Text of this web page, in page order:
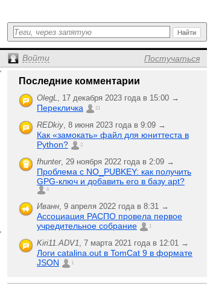
Войти Постучаться
Последние комментарии
OlegL, 17 декабря 2023 года в 15:00 →
Перекличка 21
REDkiy, 8 июня 2023 года в 9:09 →
Как «замокать» файл для юниттеста в
Python?
2
fhunter, 29 ноября 2022 года в 2:09 →
Проблема с NO_PUBKEY: как получить
GPG-ключ и добавить его в базу apt?
6
Иванн, 9 апреля 2022 года в 8:31 →
Ассоциация РАСПО провела первое
учредительное собрание
1
Kiri11.ADV1, 7 марта 2021 года в 12:01 →
Логи catalina.out в TomCat 9 в формате
JSON
1